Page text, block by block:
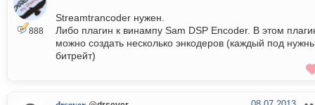
888
Streamtrancoder нужен.
Либо плагин к винампу Sam DSP Encoder. В этом
можно создать несколько энкодеров (каждый под
битрейт)